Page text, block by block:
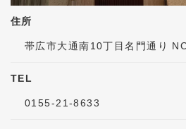
住所
帯広市大通南10丁目名門通り
TEL
0155-21-8633